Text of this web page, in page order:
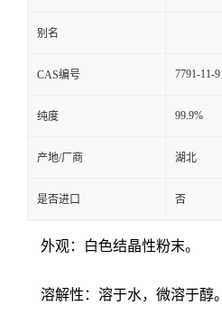
别名
CAS编号 7791-11-9
纯度 99.9%
产地/厂商 湖北
是否进口 否
外观：白色结晶性粉末。
溶解性：溶于水，微溶于醇。